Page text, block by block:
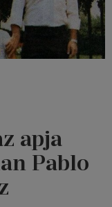
apja
Pablo